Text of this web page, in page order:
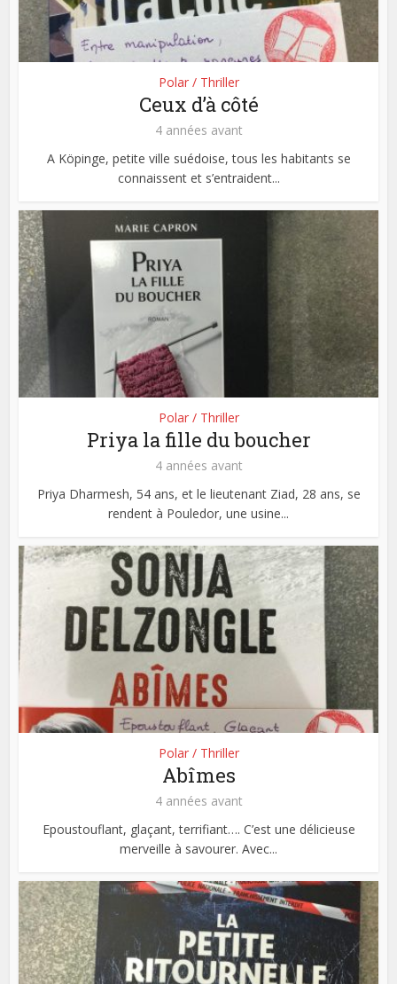
Polar / Thriller
Ceux d’à côté
4 années avant
A Köpinge, petite ville suédoise, tous les habitants se
connaissent et s’entraident...
Polar / Thriller
Priya la fille du boucher
4 années avant
Priya Dharmesh, 54 ans, et le lieutenant Ziad, 28 ans, se
rendent à Pouledor, une usine...
Polar / Thriller
Abîmes
4 années avant
Epoustouflant, glaçant, terrifiant…. C’est une délicieuse
merveille à savourer. Avec...